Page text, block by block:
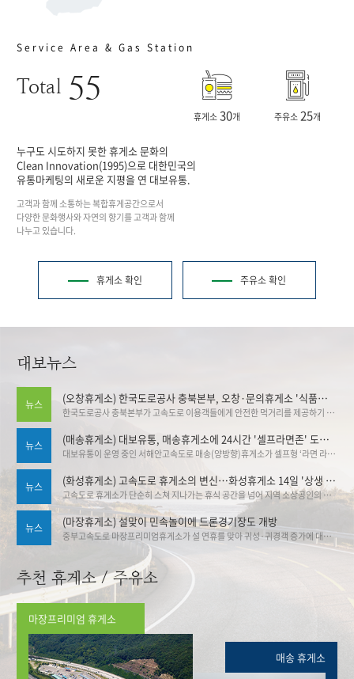
Service Area & Gas Station
Total 55
휴게소30개 주유소25개
누구도 시도하지 못한 휴게소 문화의
Clean Innovation(1995)으로 대한민국의
유통마케팅의 새로운 지평을 연 대보유통.
고객과 함께 소통하는 복합휴게공간으로서
다양한 문화행사와 자연의 향기를 고객과 함께
나누고 있습니다.
휴게소 확인 주유소 확인
대보뉴스
뉴스 (오창휴게소) 한국도로공사 충북본부, 오창·문의휴게소 '식품안심구역' 추가 지정
한국도로공사 충북본부가 고속도로 이용객들에게 안전한 먹거리를 제공하기 위해 관내 휴게소의 식품안심구역 지정을 대폭 확대했다. 도공 충북본부는 오창(양방향)휴게소와 문의청남대(양방향)휴게소가 식품안심구역으로 추가 지정됨에 따라, 오창(하남방향)휴게소에서 공식 지정식을 개최했다. 기사출처▶한국도로공사 충북본부, 오창·문의휴게소 '식품안심구역' 추가 지정:브레이크뉴스
뉴스 (매송휴게소) 대보유통, 매송휴게소에 24시간 '셀프라면존' 도입 … 30종 라면 직접 골라 조리
대보유통이 운영 중인 서해안고속도로 매송(양방향)휴게소가 셀프형 ‘라면 라이브러리 존’을 설치·운영하고 있어 화제다. 이를 통해 휴게소 가격 안정 그리고 야간 고객 서비스 강화라는 두 마리 토끼 잡기에 나섰다. 기사출처 ▶대보유통, 매송휴게소에 24시간 '셀프라면존' 도입 … 30종 라면 직접 골라 조리 | 뉴데일리
뉴스 (화성휴게소) 고속도로 휴게소의 변신…화성휴게소 14일 '상생 플리마켓'
고속도로 휴게소가 단순히 스쳐 지나가는 휴식 공간을 넘어 지역 소상공인의 판로를 열고 관광을 활성화하는 '상생 플랫폼'으로 변신한다. ▶ 기사링크 :고속도로 휴게소의 변신…화성휴게소 14일 '상생 플리마켓'
뉴스 (마장휴게소) 설맞이 민속놀이에 드론경기장도 개방
중부고속도로 마장프리미엄휴게소가 설 연휴를 맞아 귀성·귀경객 증가에 대비한 특별 운영에 돌입했다고 밝혔다. 중부고속도로 마장프리미엄휴게소에서 민속놀이 이벤트를 즐길 수 있다. 기사링크 ▶중부 대보 마장휴게소, 설 맞이 특별 이벤트 - 스포츠Q(큐)
추천 휴게소 / 주유소
마장프리미엄 휴게소
매송 휴게소